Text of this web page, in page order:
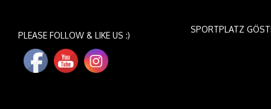
PLEASE FOLLOW & LIKE US :)
SPORTPLATZ